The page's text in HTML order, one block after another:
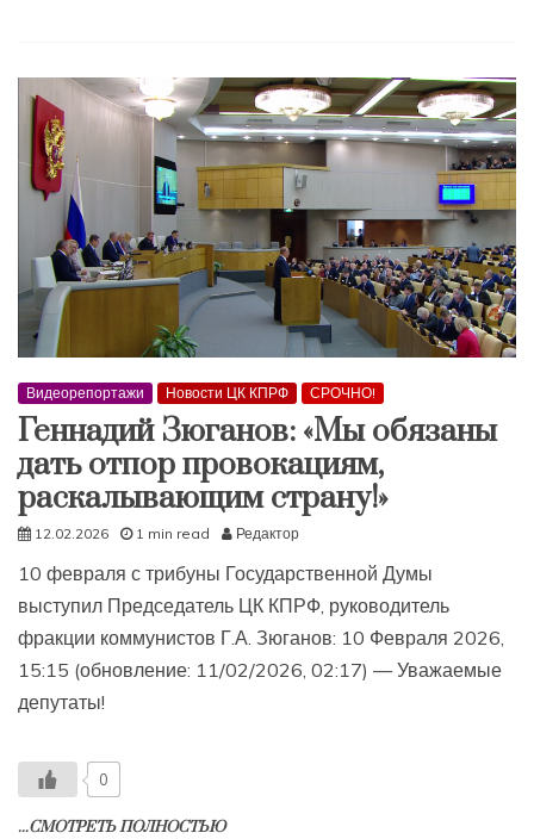
Видеорепортажи Новости ЦК КПРФ СРОЧНО!
Геннадий Зюганов: «Мы обязаны
дать отпор провокациям,
раскалывающим страну!»
12.02.2026 1 min read Редактор
10 февраля с трибуны Государственной Думы
выступил Председатель ЦК КПРФ, руководитель
фракции коммунистов Г.А. Зюганов: 10 Февраля 2026,
15:15 (обновление: 11/02/2026, 02:17) — Уважаемые
депутаты!
0
...СМОТРЕТЬ ПОЛНОСТЬЮ